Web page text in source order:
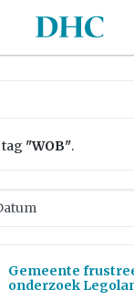
"WOB".
Gemeente
onderzoek